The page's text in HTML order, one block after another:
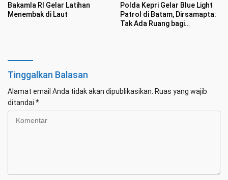
Bakamla RI Gelar Latihan
Menembak di Laut
Polda Kepri Gelar Blue Light
Patrol di Batam, Dirsamapta:
Tak Ada Ruang bagi
Tinggalkan Balasan
Alamat email Anda tidak akan dipublikasikan. Ruas yang wajib
ditandai *